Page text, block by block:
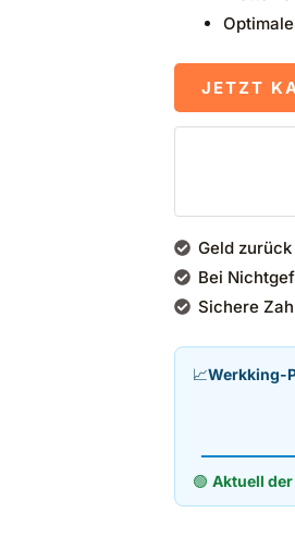
JETZT
Geld
Bei
Sichere
📈Werkking-
🟢 Aktuell